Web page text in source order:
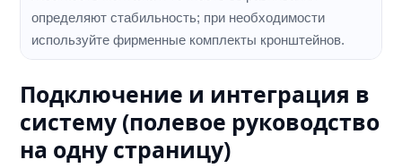
определяют стабильность; при необходимости
используйте фирменные комплекты кронштейнов.
Подключение и интеграция в
систему (полевое руководство
на одну страницу)